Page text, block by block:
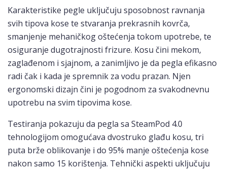
Karakteristike pegle uključuju sposobnost ravnanja
svih tipova kose te stvaranja prekrasnih kovrča,
smanjenje mehaničkog oštećenja tokom upotrebe, te
osiguranje dugotrajnosti frizure. Kosu čini mekom,
zaglađenom i sjajnom, a zanimljivo je da pegla efikasno
radi čak i kada je spremnik za vodu prazan. Njen
ergonomski dizajn čini je pogodnom za svakodnevnu
upotrebu na svim tipovima kose.
Testiranja pokazuju da pegla sa SteamPod 4.0
tehnologijom omogućava dvostruko glađu kosu, tri
puta brže oblikovanje i do 95% manje oštećenja kose
nakon samo 15 korištenja. Tehnički aspekti uključuju